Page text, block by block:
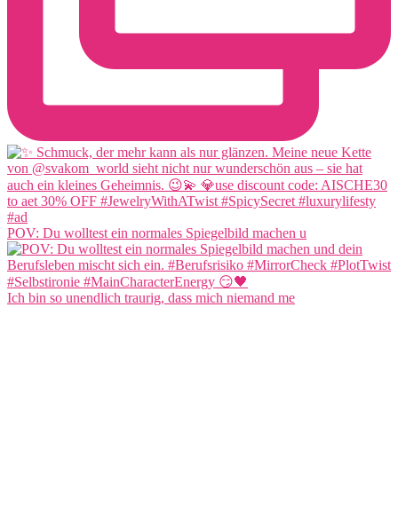
POV: Du wolltest ein normales Spiegelbild machen u
Ich bin so unendlich traurig, dass mich niemand me